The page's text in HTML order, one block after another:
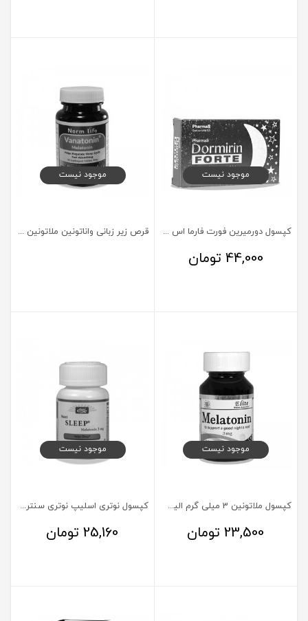
موجود نیست
کپسول دورمیرین فورت فارما اس 10 عددی
44,000 تومان
موجود نیست
قرص زیر زبانی واناتونین ملاتونین نورم لایف 30 عدد
موجود نیست
کپسول ملاتونین 3 میلی گرم الیت 30 عددی
23,500تومان
موجود نیست
کپسول نوتری اسلیپ نوتری سنتری 30 عدد
25,160تومان